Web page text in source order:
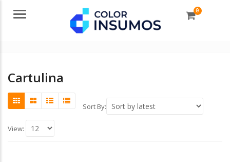
Menu 0
Cartulina
Sort By:
View: